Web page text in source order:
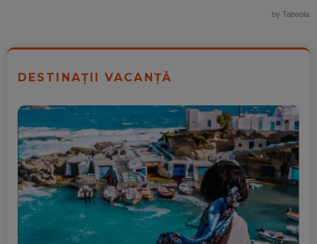
by Taboola
DESTINAȚII VACANȚĂ